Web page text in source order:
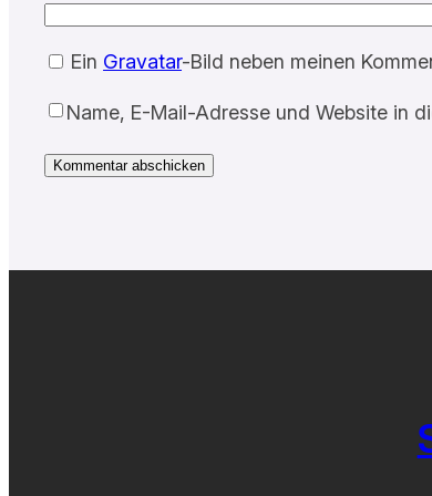
Ein Gravatar-Bild neben meinen
Name, E-Mail-Adresse und Website in